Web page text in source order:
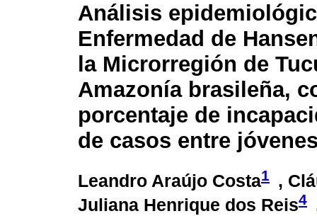
Análisis
Enfermedad de
la Microrregión de
Amazonía brasileña,
porcentaje de
de casos entre
Leandro Araújo Costa1 ,
Juliana Henrique dos Reis4